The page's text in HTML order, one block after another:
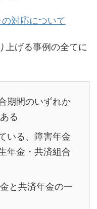
対応について
上げる事例の全てに
期間のいずれか
る
いる、障害年金
年金・共済組合
と共済年金の一